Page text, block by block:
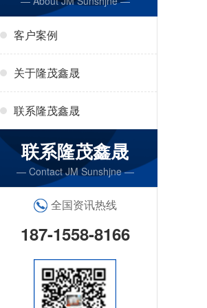
客户案例
关于隆茂鑫晟
联系隆茂鑫晟
联系隆茂鑫晟
— Contact JM Sunshjne —
全国资讯热线
187-1558-8166